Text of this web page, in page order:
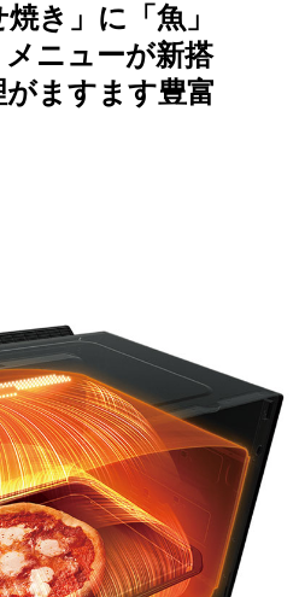
き」に「魚」
メニューが新搭
ますます豊富